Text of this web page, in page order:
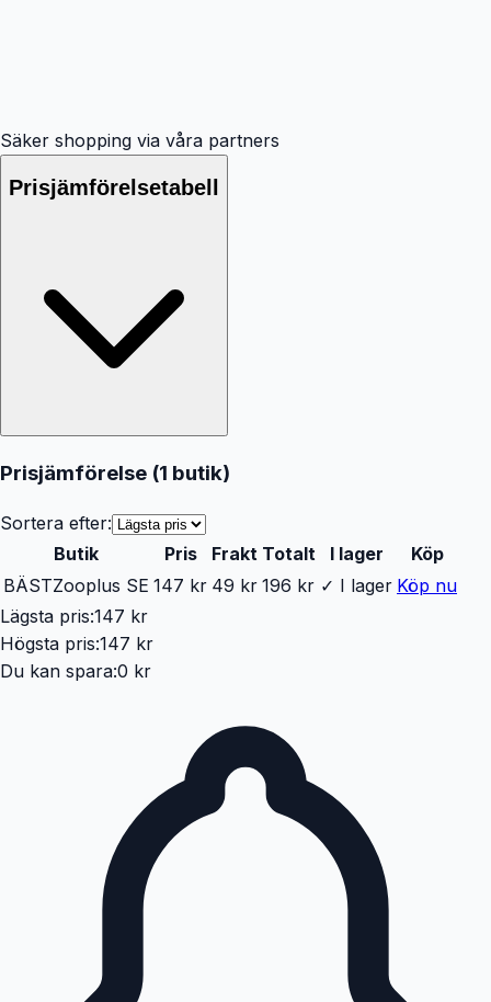
Säker shopping via våra partners
Prisjämförelsetabell
Prisjämförelse (1 butik)
Sortera efter:
Butik
Pris Frakt Totalt I lager
Köp
BÄSTZooplus SE 147 kr 49 kr 196 kr ✓ I lager Köp nu
Lägsta pris:147 kr
Högsta pris:147 kr
Du kan spara:0 kr